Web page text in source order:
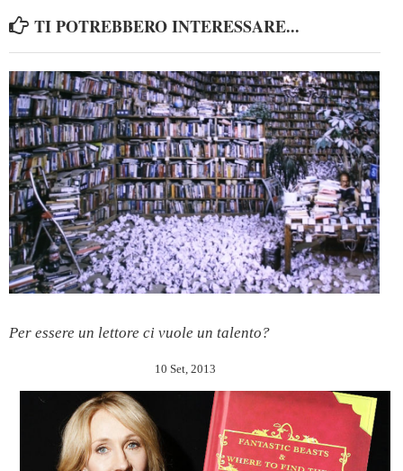
TI POTREBBERO INTERESSARE...
Per essere un lettore ci vuole un talento?
10 Set, 2013